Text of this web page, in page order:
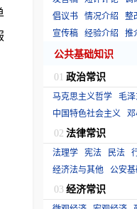
倡议书 情况介绍 整
宣传稿 经验介绍 推
公共基础知识
01 政治常识
马克思主义哲学 毛
中国特色社会主义
02 法律常识
法理学 宪法 民法
经济法与其他 公安
03 经济常识